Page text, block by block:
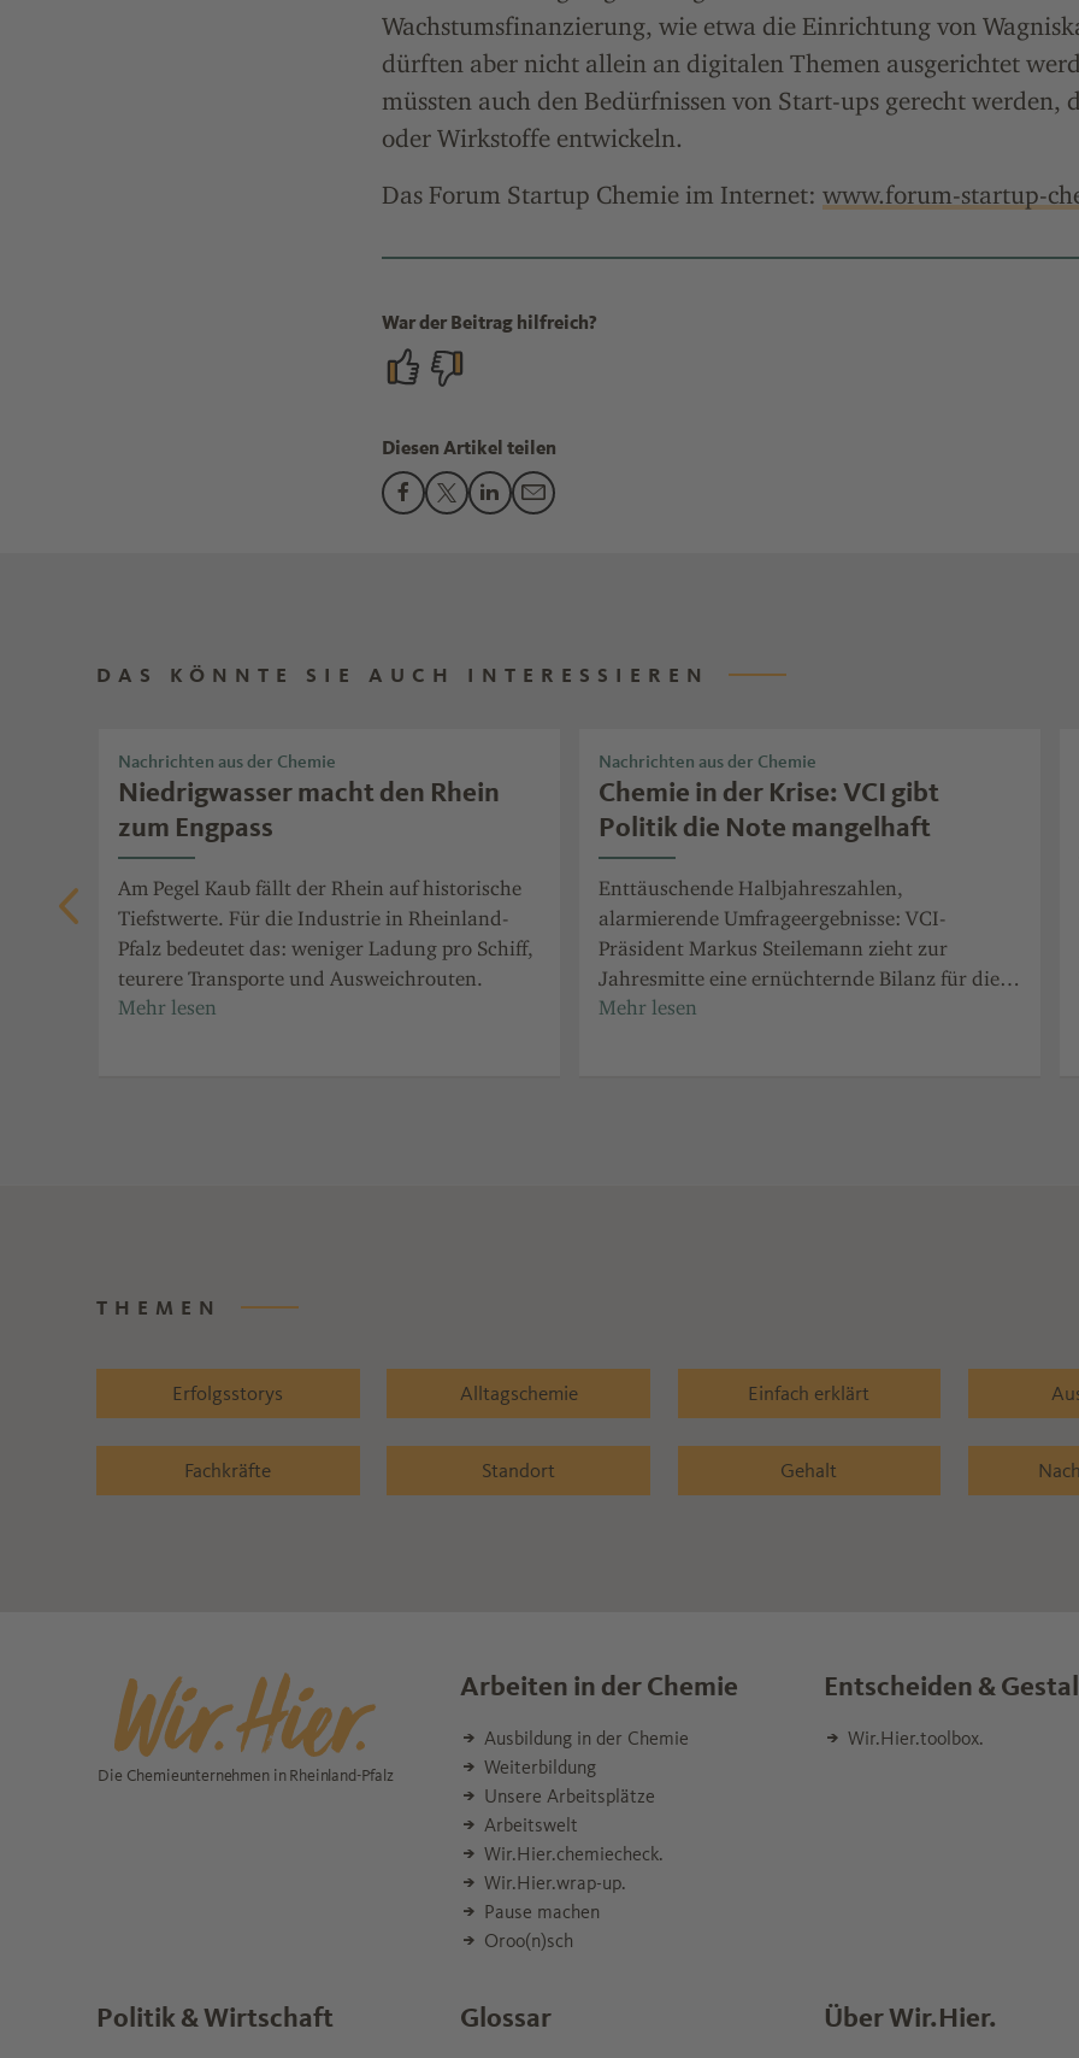
Wachstumsfinanzierung, wie etwa die Einrichtung von
dürften aber nicht allein an digitalen Themen ausgerichtet
müssten auch den Bedürfnissen von Start-ups gerecht werden,
oder Wirkstoffe entwickeln.
Das Forum Startup Chemie im Internet: www.forum-startup-
War der Beitrag hilfreich?
Diesen Artikel teilen
Den Beitrag "Forum „Startup Chemie" gegründet" teilen auf Facebook
Den Beitrag "Forum „Startup Chemie" gegründet" teilen auf X
Den Beitrag "Forum „Startup Chemie" gegründet" teilen auf LinkedIn
Den Beitrag "Forum „Startup Chemie" gegründet" teilen per E-
DAS KÖNNTE SIE AUCH INTERESSIEREN
Nachrichten aus der Chemie
Niedrigwasser macht den Rhein
zum Engpass
Am Pegel Kaub fällt der Rhein auf historische
Tiefstwerte. Für die Industrie in Rheinland-
Pfalz bedeutet das: weniger Ladung pro Schiff,
teurere Transporte und Ausweichrouten.
Nachrichten aus der Chemie
Chemie in der Krise: VCI gibt
Politik die Note mangelhaft
Enttäuschende Halbjahreszahlen,
alarmierende Umfrageergebnisse: VCI-
Präsident Markus Steilemann zieht zur
Jahresmitte eine ernüchternde Bilanz für die
chemisch-pharmazeutische Industrie und
THEMEN
Erfolgsstorys Alltagschemie Einfach erklärt
Fachkräfte Standort Gehalt
Die Chemieunternehmen in Rheinland-Pfalz
Arbeiten in der Chemie
Ausbildung in der Chemie
Weiterbildung
Unsere Arbeitsplätze
Arbeitswelt
Wir.Hier.chemiecheck.
Wir.Hier.wrap-up.
Pause machen
Oroo(n)sch
Entscheiden &
Wir.Hier.toolbox.
Politik & Wirtschaft Glossar Über Wir.Hier.